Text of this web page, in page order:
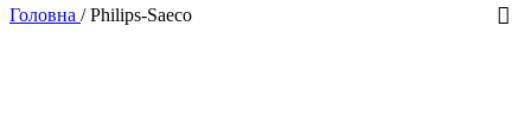
Головна / Philips-Saeco